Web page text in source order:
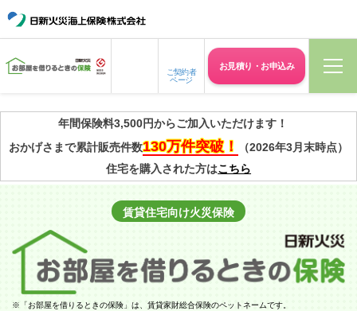
ご契約者
ページ
お見積り・ お申込み
年間保険料3,500円からご加入いただけます！
おかげさまで累計販売件数130万件突破！
（2026年3月末時点）
住宅を購入された方はこちら
賃貸住宅向け火災保険
※ 「お部屋を借りるときの保険」は、賃貸家財総合保険のペットネームです。